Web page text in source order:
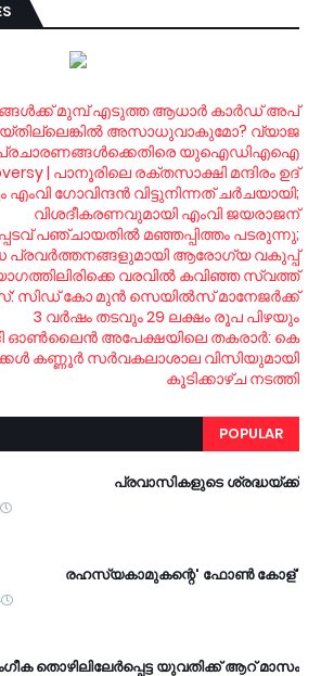
മുമ്പ് എടുത്ത ആധാര്‍ കാര്‍ഡ് അപ്
അസാധുവാകുമോ? വ്യാജ
യുഐഡിഎഐ
| പാനൂരിലെ രക്തസാക്ഷി മന്ദിരം ഉദ്
ഗോവിന്ദന്‍ വിട്ടുനിന്നത് ചര്‍ചയായി;
വിശദീകരണവുമായി എംവി ജയരാജന്‍
പഞ്ചായതില്‍ മഞ്ഞപ്പിത്തം പടരുന്നു;
പ്രവര്‍ത്തനങ്ങളുമായി ആരോഗ്യ വകുപ്പ്
വരവില്‍ കവിഞ്ഞ സ്വത്ത്
സിഡ് കോ മുന്‍ സെയില്‍സ് മാനേജര്‍ക്ക്
3 വര്‍ഷം തടവും 29 ലക്ഷം രൂപ പിഴയും
ഓണ്‍ലൈന്‍ അപേക്ഷയിലെ തകരാര്‍: കെ
കണ്ണൂര്‍ സര്‍വകലാശാല വിസിയുമായി
കൂടിക്കാഴ്ച നടത്തി
POPULAR
പ്രവാസികളുടെ ശ്രദ്ധയ്ക്ക്
'രഹസ്യകാമുകന്റെ' ഫോണ്‍ കോള്‍
തൊഴിലിലേര്‍പ്പെട്ട യുവതിക്ക് ആറ് മാസം